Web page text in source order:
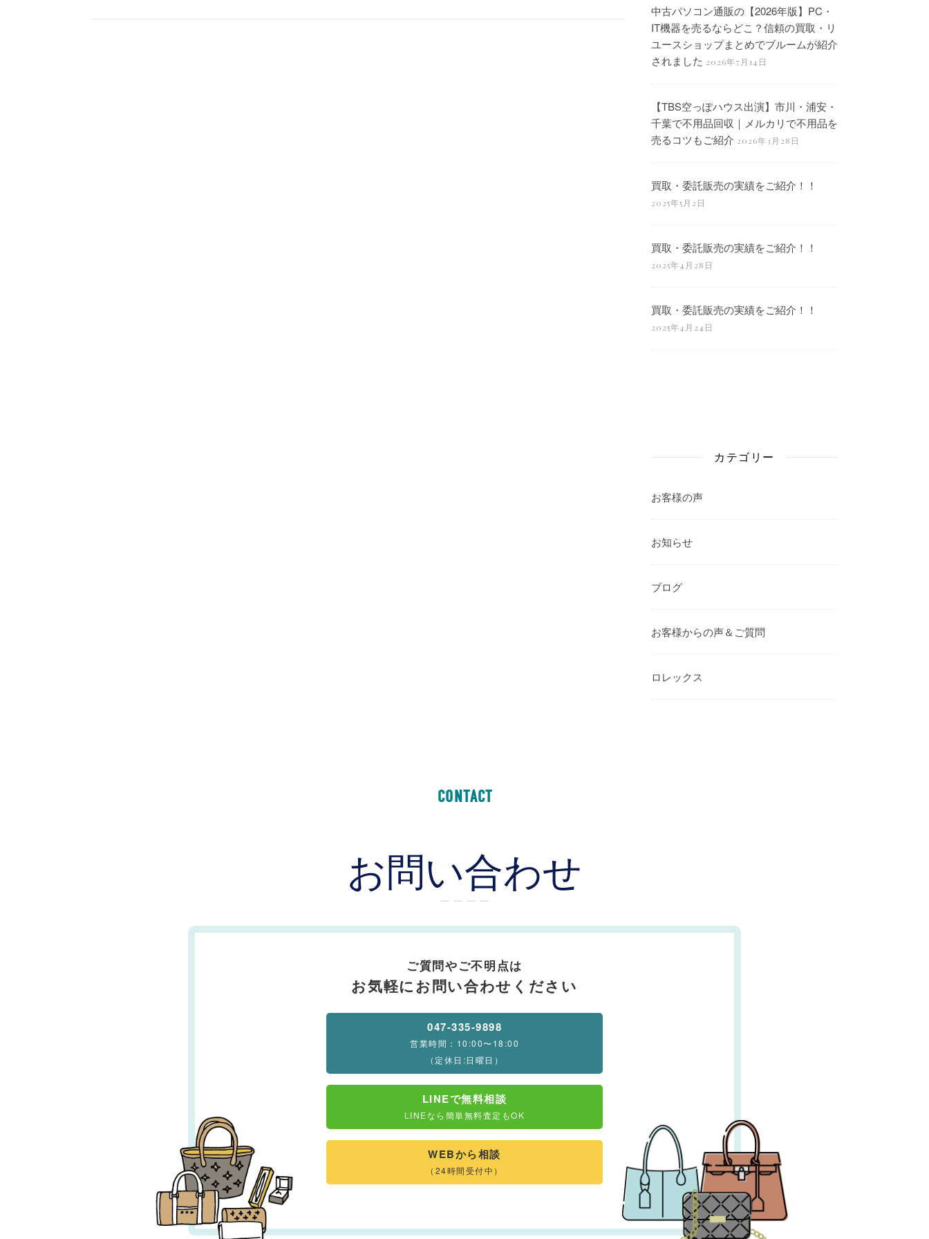
中古パソコン通販の【2026年版】PC・
IT機器を売るならどこ？信頼の買取・リ
ユースショップまとめでブルームが紹介
されました 2026年7月14日
【TBS空っぽハウス出演】市川・浦安・
千葉で不用品回収｜メルカリで不用品を
売るコツもご紹介 2026年3月28日
買取・委託販売の実績をご紹介！！
2025年5月2日
買取・委託販売の実績をご紹介！！
2025年4月28日
買取・委託販売の実績をご紹介！！
2025年4月24日
カテゴリー
お客様の声
お知らせ
ブログ
お客様からの声＆ご質問
ロレックス
CONTACT
お問い合わせ
ー ー ー ー
ご質問やご不明点は
お気軽にお問い合わせください
047-335-9898
営業時間：10:00〜18:00
（定休日:日曜日）
LINEで無料相談
LINEなら簡単無料査定もOK
WEBから相談
（24時間受付中）